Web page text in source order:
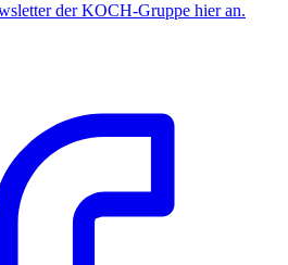
der KOCH-Gruppe hier an.